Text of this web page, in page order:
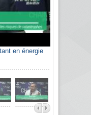
en énergie